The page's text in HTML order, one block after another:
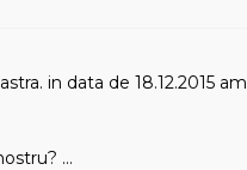
in data de 18.12.2015 am
...